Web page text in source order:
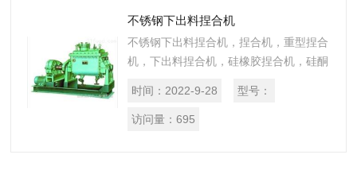
不锈钢下出料捏合机
不锈钢下出料捏合机，捏合机，重型捏合
机，下出料捏合机，硅橡胶捏合机，硅酮
白肠衣捏合机，硅橡胶密炼机，热熔胶捏
合机，丁基胶捏合机，橡胶密炼机，纤
时间： 2022-9-28 型号：
访问量： 695